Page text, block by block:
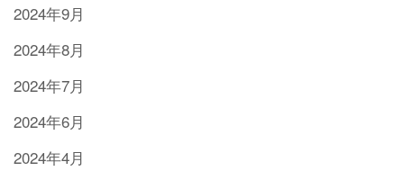
2024年9月
2024年8月
2024年7月
2024年6月
2024年4月